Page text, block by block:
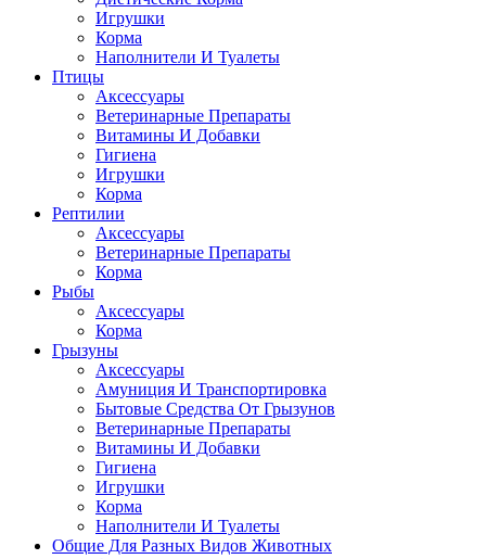
Игрушки
Корма
Наполнители И Туалеты
Птицы
Аксессуары
Ветеринарные Препараты
Витамины И Добавки
Гигиена
Игрушки
Корма
Рептилии
Аксессуары
Ветеринарные Препараты
Корма
Рыбы
Аксессуары
Корма
Грызуны
Аксессуары
Амуниция И Транспортировка
Бытовые Средства От Грызунов
Ветеринарные Препараты
Витамины И Добавки
Гигиена
Игрушки
Корма
Наполнители И Туалеты
Общие Для Разных Видов Животных